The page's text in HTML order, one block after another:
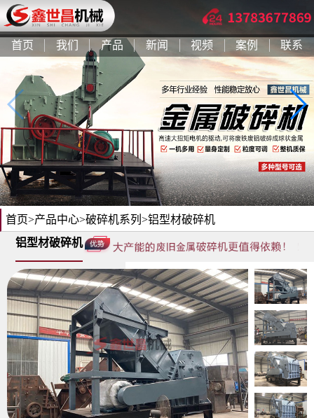
首页 我们 产品 新闻 视频 案例 联系
首页>产品中心>破碎机系列 >铝型材破碎机
铝型材破碎机